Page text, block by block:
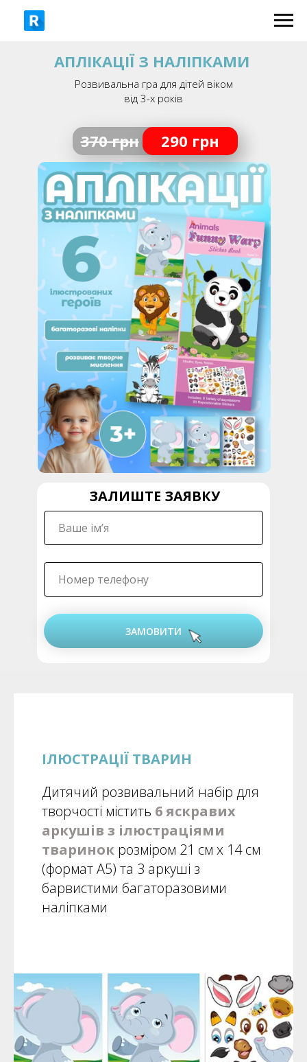
ЗАМОВИТИ
АПЛІКАЦІЇ З НАЛІПКАМИ
Розвивальна гра для дітей віком
від 3-х років
ЗАЛИШТЕ ЗАЯВКУ
370 грн 290 грн
ІЛЮСТРАЦІЇ ТВАРИН
Дитячий розвивальний набір для
творчості містить 6 яскравих
аркушів з ілюстраціями
тваринокрозміром 21 см х 14 см
(формат А5) та 3 аркуші з
барвистими багаторазовими
наліпками